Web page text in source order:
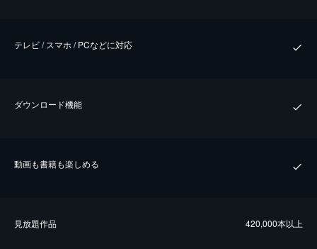
テレビ / スマホ / PCなどに対応
ダウンロード機能
動画も書籍も楽しめる
⾒放題作品 420,000本以上